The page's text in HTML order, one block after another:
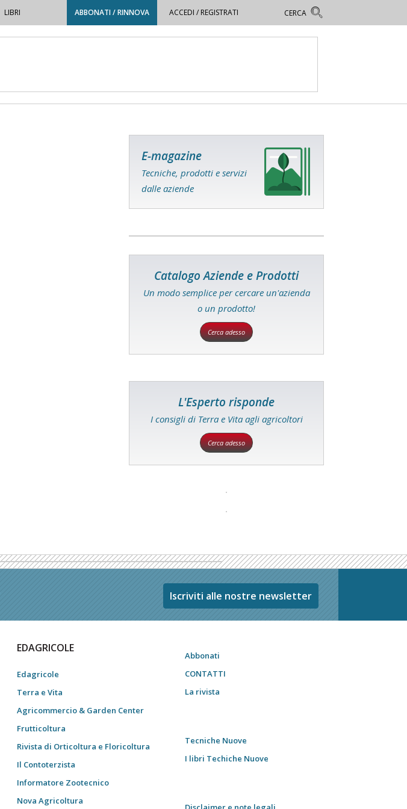
LIBRI ABBONATI / RINNOVA ACCEDI / REGISTRATI
E-magazine
Tecniche, prodotti e servizi
dalle aziende
Catalogo Aziende e Prodotti
Un modo semplice per cercare un'azienda
o un prodotto!
Cerca adesso
L'Esperto risponde
I consigli di Terra e Vita agli agricoltori
Cerca adesso
Iscriviti alle nostre newsletter
EDAGRICOLE
Edagricole
Terra e Vita
Agricommercio & Garden Center
Frutticoltura
Rivista di Orticoltura e Floricoltura
Il Contoterzista
Informatore Zootecnico
Nova Agricoltura
Abbonati
CONTATTI
La rivista
Tecniche Nuove
I libri Techiche Nuove